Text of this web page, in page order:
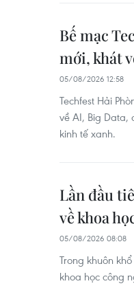
Bế mạc
mới, khát
05/08/2026 12:58
Techfest Hải
về AI, Big Data,
kinh tế xanh.
Lần đầu
về khoa
05/08/2026 08:08
Trong khuôn
khoa học công